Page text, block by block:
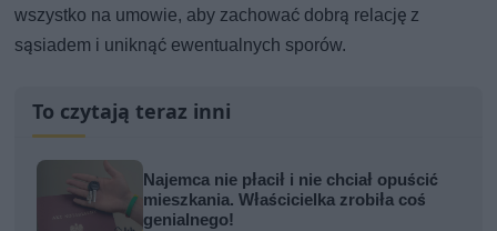
wszystko na umowie, aby zachować dobrą relację z
sąsiadem i uniknąć ewentualnych sporów.
To czytają teraz inni
Najemca nie płacił i nie chciał opuścić
mieszkania. Właścicielka zrobiła coś
genialnego!